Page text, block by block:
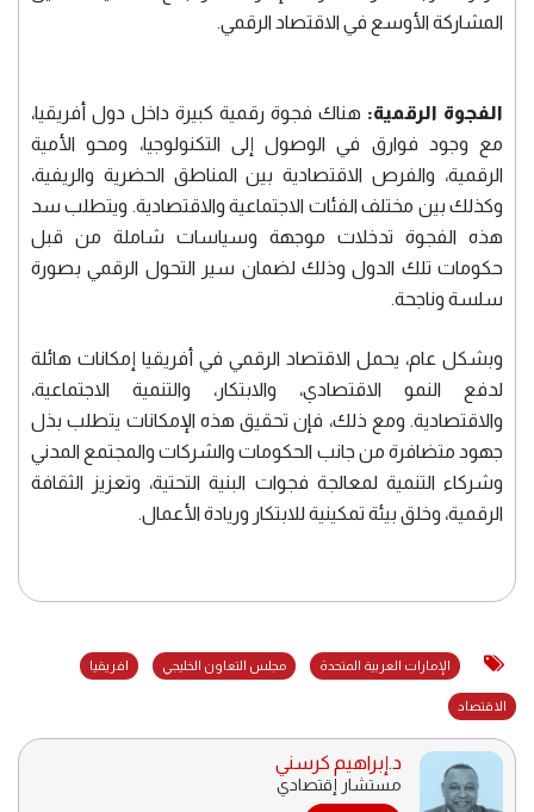
المشاركة الأوسع في الاقتصاد الرقمي.
الفجوة الرقمية: هناك فجوة رقمية كبيرة داخل دول أفريقيا،
مع وجود فوارق في الوصول إلى التكنولوجيا، ومحو الأمية
الرقمية، والفرص الاقتصادية بين المناطق الحضرية والريفية،
وكذلك بين مختلف الفئات الاجتماعية والاقتصادية. ويتطلب سد
هذه الفجوة تدخلات موجهة وسياسات شاملة من قبل
حكومات تلك الدول وذلك لضمان سير التحول الرقمي بصورة
سلسة وناجحة.
وبشكل عام، يحمل الاقتصاد الرقمي في أفريقيا إمكانات هائلة
لدفع النمو الاقتصادي، والابتكار، والتنمية الاجتماعية،
والاقتصادية. ومع ذلك، فإن تحقيق هذه الإمكانات يتطلب بذل
جهود متضافرة من جانب الحكومات والشركات والمجتمع المدني
وشركاء التنمية لمعالجة فجوات البنية التحتية، وتعزيز الثقافة
الرقمية، وخلق بيئة تمكينية للابتكار وريادة الأعمال.
الإمارات العربية المتحدة مجلس التعاون الخليجي افريقيا
الاقتصاد
د.إبراهيم كرسني
مستشار إقتصادي